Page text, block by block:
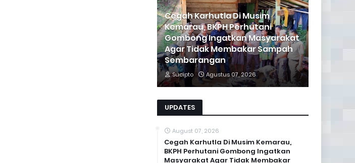
Cegah Karhutla Di Musim
Kemarau, BKPH Perhutani
Gombong Ingatkan Masyarakat
Agar Tidak Membakar Sampah
Sembarangan
Sucipto Agustus 07, 2026
UPDATES
August 07, 2026
Cegah Karhutla Di Musim Kemarau,
BKPH Perhutani Gombong Ingatkan
Masyarakat Agar Tidak Membakar